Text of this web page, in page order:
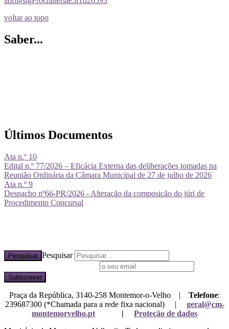
voltar ao topo
Saber...
Últimos Documentos
Ata n.º 10
Edital n.º 77/2026 – Eficácia Externa das deliberações tomadas na
Reunião Ordinária da Câmara Municipal de 27 de julho de 2026
Ata n.º 9
Despacho nº66-PR/2026 - Alteração da composição do júri de
Procedimento Concursal
Pesquisar Pesquisar
Praça da República, 3140-258 Montemor-o-Velho | Telefone:
239687300 (*Chamada para a rede fixa nacional) | geral@cm-
montemorvelho.pt
| Proteção de dados